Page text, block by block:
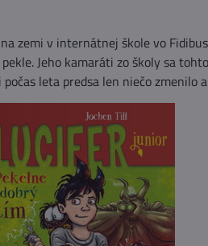
zemi v internátnej škole vo
Jeho kamaráti zo školy sa
leta predsa len niečo